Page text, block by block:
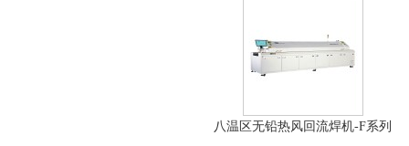
八温区无铅热风回流焊机-F系列